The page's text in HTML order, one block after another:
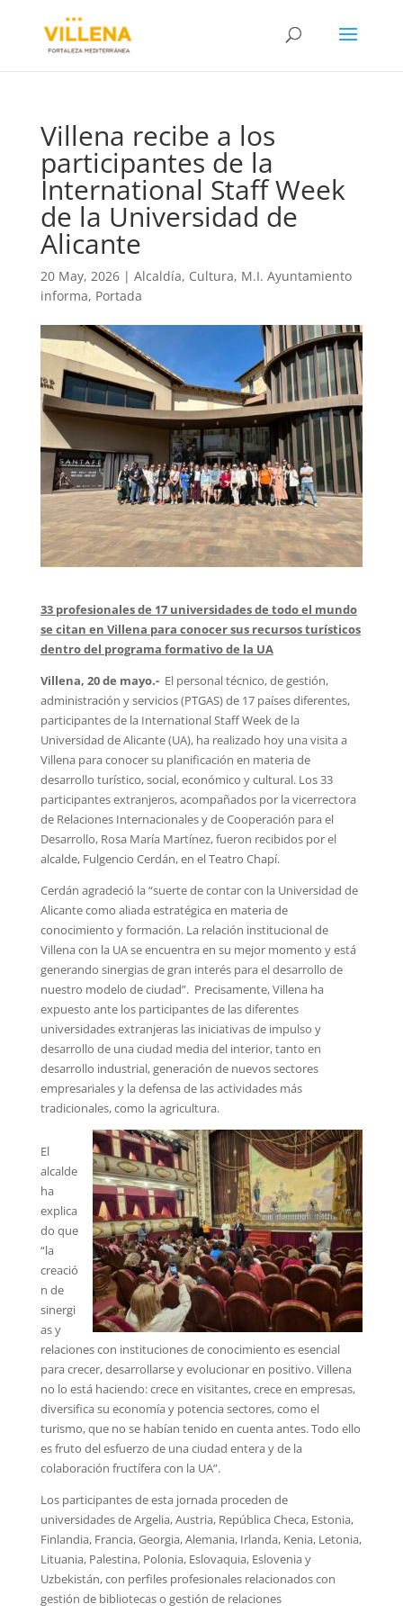
Villena recibe a los
participantes de la
International Staff Week
de la Universidad de
Alicante
20 May, 2026| Alcaldía, Cultura, M.I. Ayuntamiento
informa, Portada
33 profesionales de 17 universidades de todo el mundo
se citan en Villena para conocer sus recursos turísticos
dentro del programa formativo de la UA
Villena, 20 de mayo.- El personal técnico, de gestión,
administración y servicios (PTGAS) de 17 países diferentes,
participantes de la International Staff Week de la
Universidad de Alicante (UA), ha realizado hoy una visita a
Villena para conocer su planificación en materia de
desarrollo turístico, social, económico y cultural. Los 33
participantes extranjeros, acompañados por la vicerrectora
de Relaciones Internacionales y de Cooperación para el
Desarrollo, Rosa María Martínez, fueron recibidos por el
alcalde, Fulgencio Cerdán, en el Teatro Chapí.
Cerdán agradeció la “suerte de contar con la Universidad de
Alicante como aliada estratégica en materia de
conocimiento y formación. La relación institucional de
Villena con la UA se encuentra en su mejor momento y está
generando sinergias de gran interés para el desarrollo de
nuestro modelo de ciudad”. Precisamente, Villena ha
expuesto ante los participantes de las diferentes
universidades extranjeras las iniciativas de impulso y
desarrollo de una ciudad media del interior, tanto en
desarrollo industrial, generación de nuevos sectores
empresariales y la defensa de las actividades más
tradicionales, como la agricultura.
El
alcalde
ha
explica
do que
“la
creació
n de
sinergi
as y
relaciones con instituciones de conocimiento es esencial
para crecer, desarrollarse y evolucionar en positivo. Villena
no lo está haciendo: crece en visitantes, crece en empresas,
diversifica su economía y potencia sectores, como el
turismo, que no se habían tenido en cuenta antes. Todo ello
es fruto del esfuerzo de una ciudad entera y de la
colaboración fructífera con la UA”.
Los participantes de esta jornada proceden de
universidades de Argelia, Austria, República Checa, Estonia,
Finlandia, Francia, Georgia, Alemania, Irlanda, Kenia, Letonia,
Lituania, Palestina, Polonia, Eslovaquia, Eslovenia y
Uzbekistán, con perfiles profesionales relacionados con
gestión de bibliotecas o gestión de relaciones